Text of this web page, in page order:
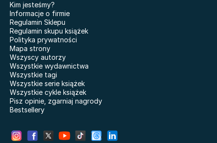
Nauczyciele
Nie mówię żegnaj
Co wyszeptał nam deszcz
Właśnie że tak! Nigdy w
życiu! 20 lat później
Kicia Kocia gotuje
Biologia na czasie.
Zakres rozszerzony.
Liceum i Technikum.
Gdy na Ziemi żyły dinozaury
Kim jesteśmy?
Informacje o firmie
Regulamin Sklepu
Regulamin skupu książek
Polityka prywatności
Mapa strony
Wszyscy autorzy
Wszystkie wydawnictwa
Wszystkie tagi
Wszystkie serie książek
Wszystkie cykle książek
Pisz opinie, zgarniaj nagrody
Bestsellery